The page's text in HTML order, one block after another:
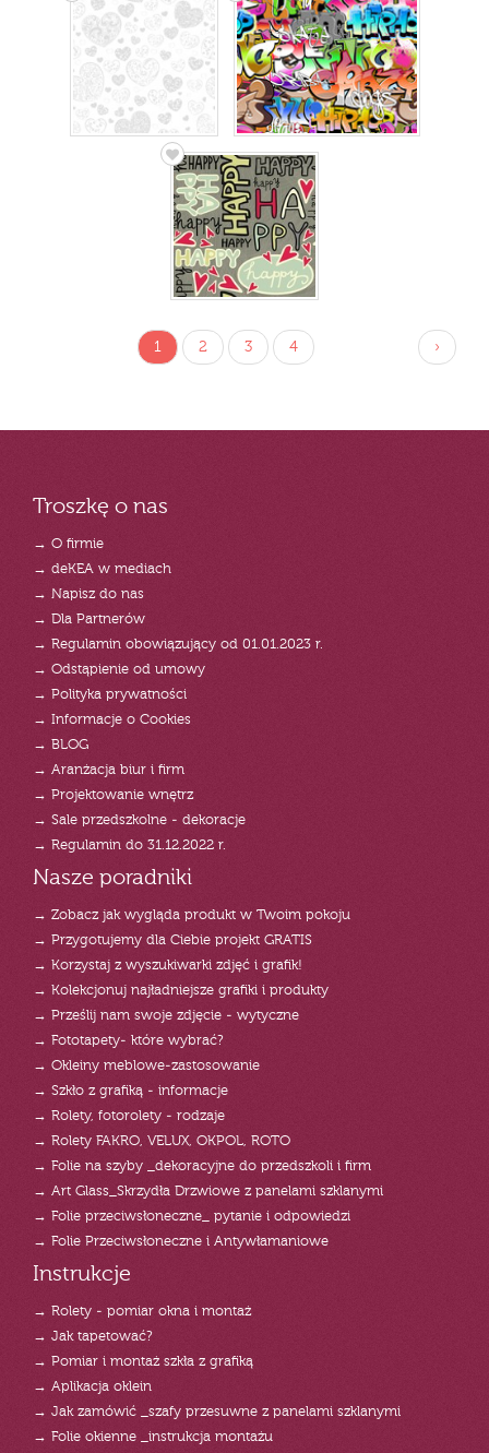
1 2 3 4 ›
Troszkę o nas
→ O firmie
→ deKEA w mediach
→ Napisz do nas
→ Dla Partnerów
→ Regulamin obowiązujący od 01.01.2023 r.
→ Odstąpienie od umowy
→ Polityka prywatności
→ Informacje o Cookies
→ BLOG
→ Aranżacja biur i firm
→ Projektowanie wnętrz
→ Sale przedszkolne - dekoracje
→ Regulamin do 31.12.2022 r.
Nasze poradniki
→ Zobacz jak wygląda produkt w Twoim pokoju
→ Przygotujemy dla Ciebie projekt GRATIS
→ Korzystaj z wyszukiwarki zdjęć i grafik!
→ Kolekcjonuj najładniejsze grafiki i produkty
→ Prześlij nam swoje zdjęcie - wytyczne
→ Fototapety- które wybrać?
→ Okleiny meblowe-zastosowanie
→ Szkło z grafiką - informacje
→ Rolety, fotorolety - rodzaje
→ Rolety FAKRO, VELUX, OKPOL, ROTO
→ Folie na szyby _dekoracyjne do przedszkoli i firm
→ Art Glass_Skrzydła Drzwiowe z panelami szklanymi
→ Folie przeciwsłoneczne_ pytanie i odpowiedzi
→ Folie Przeciwsłoneczne i Antywłamaniowe
Instrukcje
→ Rolety - pomiar okna i montaż
→ Jak tapetować?
→ Pomiar i montaż szkła z grafiką
→ Aplikacja oklein
→ Jak zamówić _szafy przesuwne z panelami szklanymi
→ Folie okienne _instrukcja montażu